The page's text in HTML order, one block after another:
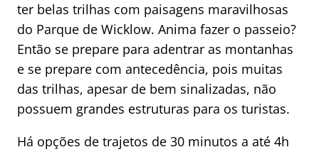
ter belas trilhas com paisagens maravilhosas
do Parque de Wicklow. Anima fazer o passeio?
Então se prepare para adentrar as montanhas
e se prepare com antecedência, pois muitas
das trilhas, apesar de bem sinalizadas, não
possuem grandes estruturas para os turistas.
Há opções de trajetos de 30 minutos a até 4h